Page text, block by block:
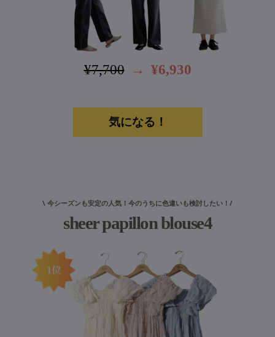
¥7,700 → ¥6,930
気になる！
\ 今シーズンも安定の人気！今のうちに色違いも検討したい！/
sheer papillon blouse4